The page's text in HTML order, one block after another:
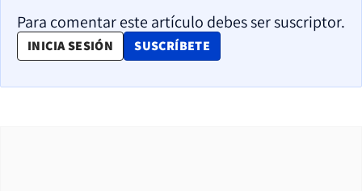
Para comentar este artículo debes ser suscriptor.
INICIA SESIÓN SUSCRÍBETE
OPENS IN NEW WINDOW